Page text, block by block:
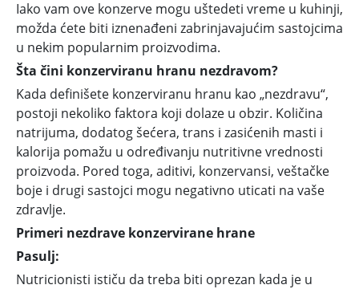
Iako vam ove konzerve mogu uštedeti vreme u kuhinji,
možda ćete biti iznenađeni zabrinjavajućim sastojcima
u nekim popularnim proizvodima.
Šta čini konzerviranu hranu nezdravom?
Kada definišete konzerviranu hranu kao „nezdravu“,
postoji nekoliko faktora koji dolaze u obzir. Količina
natrijuma, dodatog šećera, trans i zasićenih masti i
kalorija pomažu u određivanju nutritivne vrednosti
proizvoda. Pored toga, aditivi, konzervansi, veštačke
boje i drugi sastojci mogu negativno uticati na vaše
zdravlje.
Primeri nezdrave konzervirane hrane
Pasulj:
Nutricionisti ističu da treba biti oprezan kada je u